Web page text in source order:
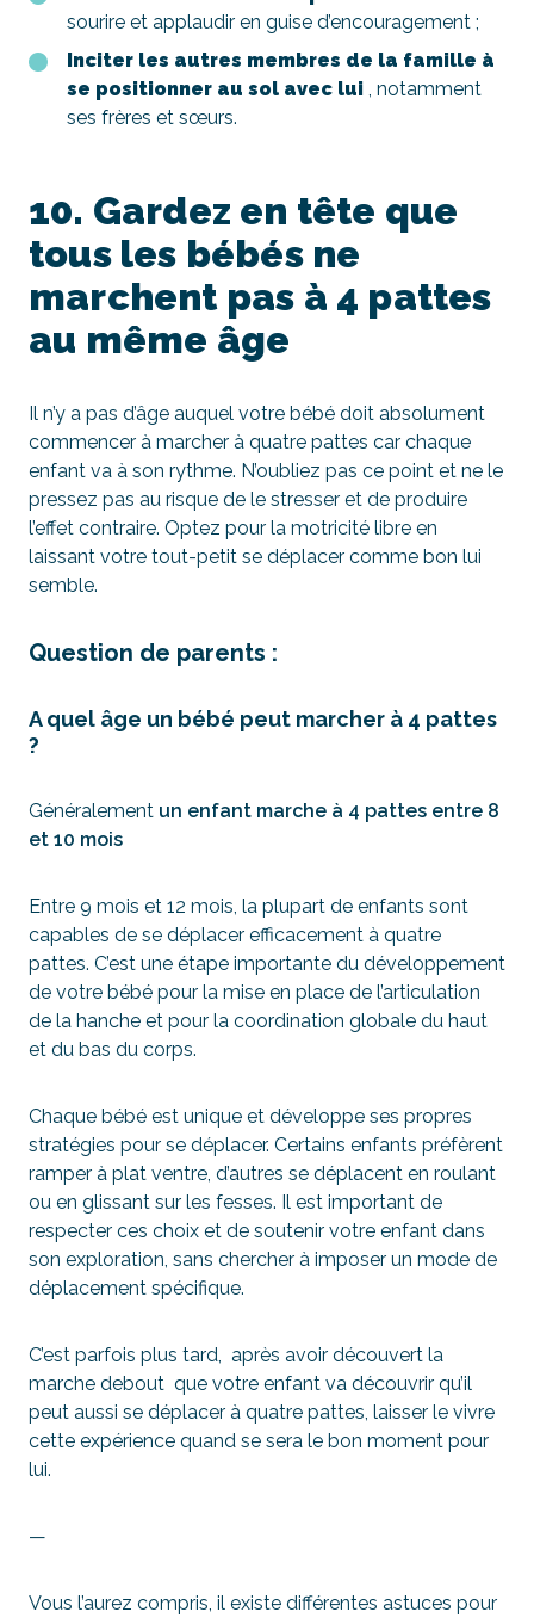
sourire et applaudir en guise d’encouragement ;
Inciter les autres membres de la famille à
se positionner au sol avec lui , notamment
ses frères et sœurs.
10. Gardez en tête que
tous les bébés ne
marchent pas à 4 pattes
au même âge
Il n’y a pas d’âge auquel votre bébé doit absolument
commencer à marcher à quatre pattes car chaque
enfant va à son rythme. N’oubliez pas ce point et ne le
pressez pas au risque de le stresser et de produire
l’effet contraire. Optez pour la motricité libre en
laissant votre tout-petit se déplacer comme bon lui
semble.
Question de parents :
A quel âge un bébé peut marcher à 4 pattes
?
Généralement un enfant marche à 4 pattes entre 8
et 10 mois
Entre 9 mois et 12 mois, la plupart de enfants sont
capables de se déplacer efficacement à quatre
pattes. C’est une étape importante du développement
de votre bébé pour la mise en place de l’articulation
de la hanche et pour la coordination globale du haut
et du bas du corps.
Chaque bébé est unique et développe ses propres
stratégies pour se déplacer. Certains enfants préfèrent
ramper à plat ventre, d’autres se déplacent en roulant
ou en glissant sur les fesses. Il est important de
respecter ces choix et de soutenir votre enfant dans
son exploration, sans chercher à imposer un mode de
déplacement spécifique.
C’est parfois plus tard, après avoir découvert la
marche debout que votre enfant va découvrir qu’il
peut aussi se déplacer à quatre pattes, laisser le vivre
cette expérience quand se sera le bon moment pour
lui.
—
Vous l’aurez compris, il existe différentes astuces pour